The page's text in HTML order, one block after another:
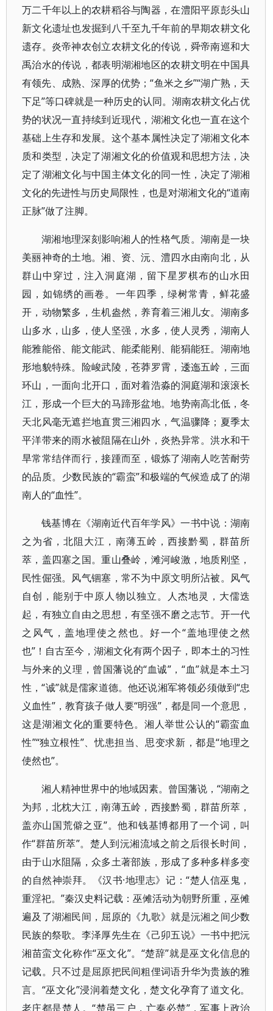
万二千年以上的农耕稻谷与陶器，在澧阳平原彭头山
新文化遗址也发掘到八千至九千年前的早期农耕文化
遗存。炎帝神农创立农耕文化的传说，舜帝南巡和大
禹治水的传说，都表明湖湘地区的农耕文明在中国具
有领先、成熟、深厚的优势；“鱼米之乡”“湖广熟，天
下足”等口碑就是一种历史的认同。湖南农耕文化占优
势的状况一直持续到近现代，湖湘文化也一直在这个
基础上生存和发展。这个基本属性决定了湖湘文化本
质和类型，决定了湖湘文化的价值观和思想方法，决
定了湖湘文化与中国主体文化的同一性，决定了湖湘
文化的先进性与历史局限性，也是对湖湘文化的“道南
正脉”做了注脚。
湖湘地理深刻影响湘人的性格气质。湖南是一块
美丽神奇的土地。湘、资、沅、澧四水由南向北，从
群山中穿过，注入洞庭湖，留下星罗棋布的山水田
园，如锦绣的画卷。一年四季，绿树常青，鲜花盛
开，动物繁多，生机盎然，养育着三湘儿女。湖南多
山多水，山多，使人坚强，水多，使人灵秀，湖南人
能雅能俗、能文能武、能柔能刚、能狷能狂。湖南地
形地貌特殊。险峻武陵，苍莽罗霄，逶迤五岭，三面
环山，一面向北开口，面对着浩淼的洞庭湖和滚滚长
江，形成一个巨大的马蹄形盆地。地势南高北低，冬
天北风毫无遮拦地直贯三湘四水，气温骤降；夏季太
平洋带来的雨水被阻隔在山外，炎热异常。洪水和干
旱常常结伴而行，接踵而至，锻炼了湖南人吃苦耐劳
的品质。少数民族的“霸蛮”和极端的气候造成了的湖
南人的“血性”。
钱基博在《湖南近代百年学风》一书中说：湖南
之为省，北阻大江，南薄五岭，西接黔蜀，群苗所
萃，盖四塞之国。重山叠岭，滩河峻激，地质刚坚，
民性倔强。风气锢塞，常不为中原文明所沾被。风气
自创，能别于中原人物以独立。人杰地灵，大儒迭
起，有独立自由之思想，有坚强不磨之志节。开一代
之风气，盖地理使之然也。好一个“盖地理使之然
也”！自古至今，湖湘文化有两个因子，即本土的习性
与外来的义理，曾国藩说的“血诚”，“血”就是本土习
性，“诚”就是儒家道德。他还说湘军将领必须做到“忠
义血性”，教育孩子做人要“明强”，都是同一个意思，
这是湖湘文化的重要特色。湘人举世公认的“霸蛮血
性”“独立根性”、忧患担当、思变求新，都是“地理之
使然也”。
湘人精神世界中的地域因素。曾国藩说，“湖南之
为邦，北枕大江，南薄五岭，西接黔蜀，群苗所萃，
盖亦山国荒僻之亚”。他和钱基博都用了一个词，叫
作“群苗所萃”。楚人到沅湘流域之前之后很长时间，
由于山水阻隔，众多土著部族，形成了多种多样多变
的自然神崇拜。《汉书·地理志》记：“楚人信巫鬼，
重淫祀。”秦汉史料记载：巫傩活动为朝野所重，巫傩
遍及了湖湘民间，屈原的《九歌》就是沅湘之间少数
民族的祭歌。李泽厚先生在《己卯五说》一书中把沅
湘苗蛮文化称作“巫文化”。“楚辞”就是巫文化信息的
记载。只不过是屈原把民间粗俚词语升华为贵族的雅
言。“巫文化”浸润着楚文化，楚文化孕育了道文化。
老庄都是楚人。“楚虽三户，亡秦必楚”，军事上政治